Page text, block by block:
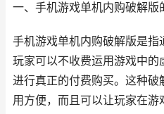
一、手机游戏单机内购破解版
手机游戏单机内购破解版是
玩家可以不收费运用游戏中
进行真正的付费购买。这种
用方便，而且可以让玩家在